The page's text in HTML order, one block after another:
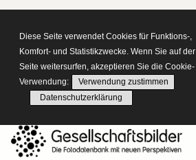
Diese Seite verwendet Cookies für Funktions-,
Komfort- und Statistikzwecke. Wenn Sie auf der
Seite weitersurfen, akzeptieren Sie die Cookie-
Verwendung:
Verwendung zustimmen
Datenschutzerklärung